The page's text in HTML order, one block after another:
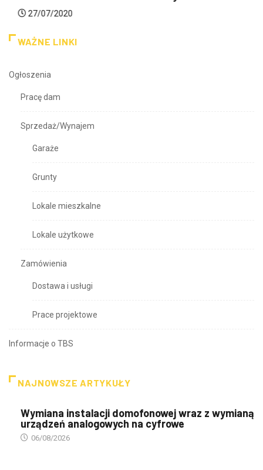
27/07/2020
WAŻNE LINKI
Ogłoszenia
Pracę dam
Sprzedaż/Wynajem
Garaże
Grunty
Lokale mieszkalne
Lokale użytkowe
Zamówienia
Dostawa i usługi
Prace projektowe
Informacje o TBS
NAJNOWSZE ARTYKUŁY
Wymiana instalacji domofonowej wraz z wymianą
urządzeń analogowych na cyfrowe
06/08/2026